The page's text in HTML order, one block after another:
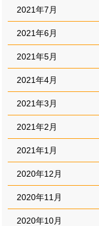
2021年7月
2021年6月
2021年5月
2021年4月
2021年3月
2021年2月
2021年1月
2020年12月
2020年11月
2020年10月